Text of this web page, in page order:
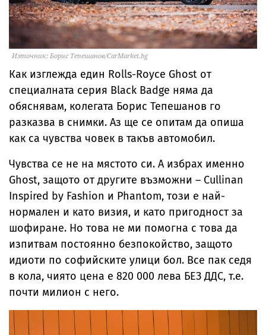
Източник: Борис Тепешанов/CarMarket.bg
Как изглежда един Rolls-Royce Ghost от
специалната серия Black Badge няма да
обяснявам, колегата Борис Тепешанов го
разказва в снимки. Аз ще се опитам да опиша
как са чувства човек в такъв автомобил.
Чувства се не на мястото си. А избрах именно
Ghost, защото от другите възможни – Cullinan
Inspired by Fashion и Phantom, този е най-
нормален и като визия, и като пригодност за
шофиране. Но това не ми помогна с това да
изпитвам постоянно безпокойство, защото
идиоти по софийските улици бол. Все пак седя
в кола, чиято цена е 820 000 лева БЕЗ ДДС, т.е.
почти милион с него.